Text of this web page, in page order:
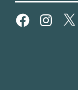
FacebookInstagram
X